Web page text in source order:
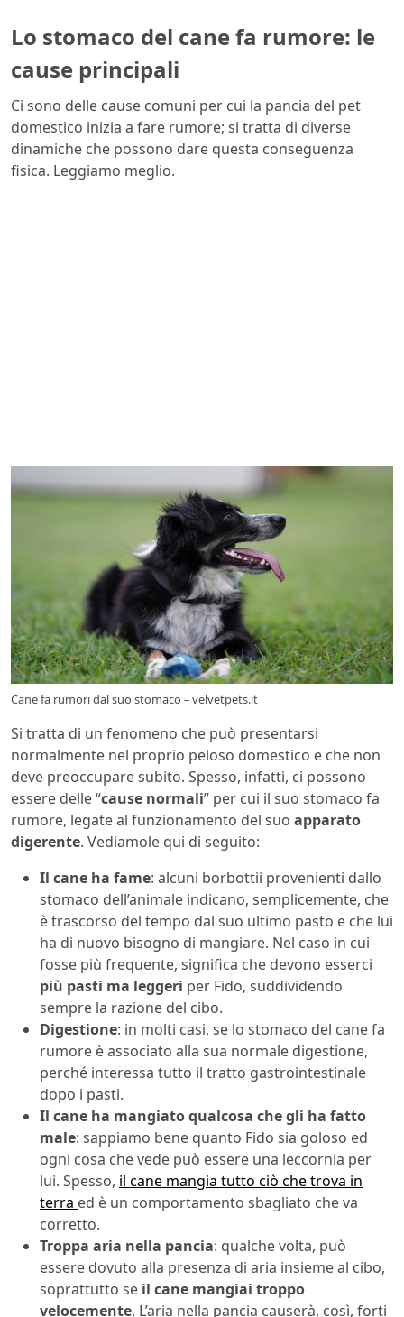
Lo stomaco del cane fa rumore: le
cause principali
Ci sono delle cause comuni per cui la pancia del pet
domestico inizia a fare rumore; si tratta di diverse
dinamiche che possono dare questa conseguenza
fisica. Leggiamo meglio.
Cane fa rumori dal suo stomaco – velvetpets.it
Si tratta di un fenomeno che può presentarsi
normalmente nel proprio peloso domestico e che non
deve preoccupare subito. Spesso, infatti, ci possono
essere delle “cause normali” per cui il suo stomaco fa
rumore, legate al funzionamento del suo apparato
digerente. Vediamole qui di seguito:
Il cane ha fame: alcuni borbottii provenienti dallo
stomaco dell’animale indicano, semplicemente, che
è trascorso del tempo dal suo ultimo pasto e che lui
ha di nuovo bisogno di mangiare. Nel caso in cui
fosse più frequente, significa che devono esserci
più pasti ma leggeri per Fido, suddividendo
sempre la razione del cibo.
Digestione: in molti casi, se lo stomaco del cane fa
rumore è associato alla sua normale digestione,
perché interessa tutto il tratto gastrointestinale
dopo i pasti.
Il cane ha mangiato qualcosa che gli ha fatto
male: sappiamo bene quanto Fido sia goloso ed
ogni cosa che vede può essere una leccornia per
lui. Spesso, il cane mangia tutto ciò che trova in
terra ed è un comportamento sbagliato che va
corretto.
Troppa aria nella pancia: qualche volta, può
essere dovuto alla presenza di aria insieme al cibo,
soprattutto se il cane mangiai troppo
velocemente. L’aria nella pancia causerà, così, forti